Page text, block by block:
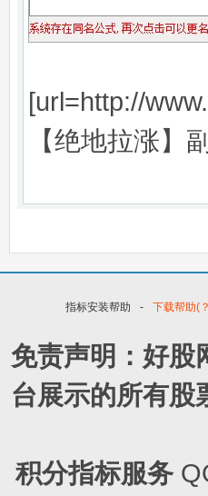
[url=http://
【绝地拉涨】
指标安装帮助 - 下载帮助(
免责声明：好股
台展示的所有股
积分指标服务